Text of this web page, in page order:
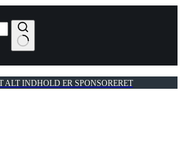
INDHOLD ER SPONSORERET